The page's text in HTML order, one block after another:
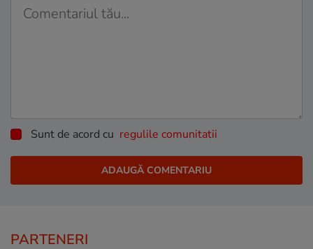
Sunt de acord cu regulile comunitatii
PARTENERI